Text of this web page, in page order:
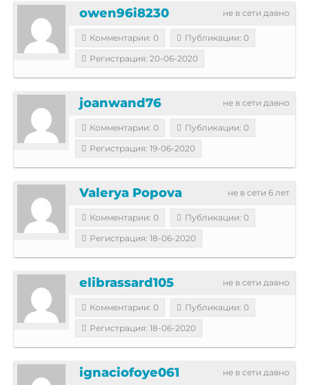
не в сети давно
owen96i8230
Комментарии: 0
Публикации: 0
Регистрация: 20-06-2020
не в сети давно
joanwand76
Комментарии: 0
Публикации: 0
Регистрация: 19-06-2020
не в сети 6 лет
Valerya Popova
Комментарии: 0
Публикации: 0
Регистрация: 18-06-2020
не в сети давно
elibrassard105
Комментарии: 0
Публикации: 0
Регистрация: 18-06-2020
не в сети давно
ignaciofoye061